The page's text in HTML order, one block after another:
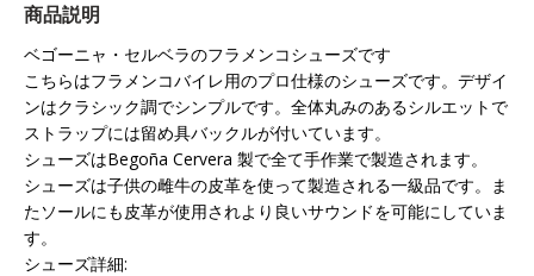
商品説明
ベゴーニャ・セルベラのフラメンコシューズです
こちらはフラメンコバイレ用のプロ仕様のシューズです。デザイ
ンはクラシック調でシンプルです。全体丸みのあるシルエットで
ストラップには留め具バックルが付いています。
シューズはBegoña Cervera 製で全て手作業で製造されます。
シューズは子供の雌牛の皮革を使って製造される一級品です。ま
たソールにも皮革が使用されより良いサウンドを可能にしていま
す。
シューズ詳細: